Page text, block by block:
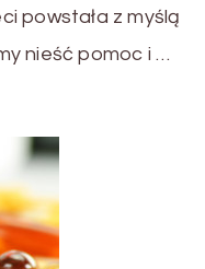
powstała z myślą
nieść pomoc i …